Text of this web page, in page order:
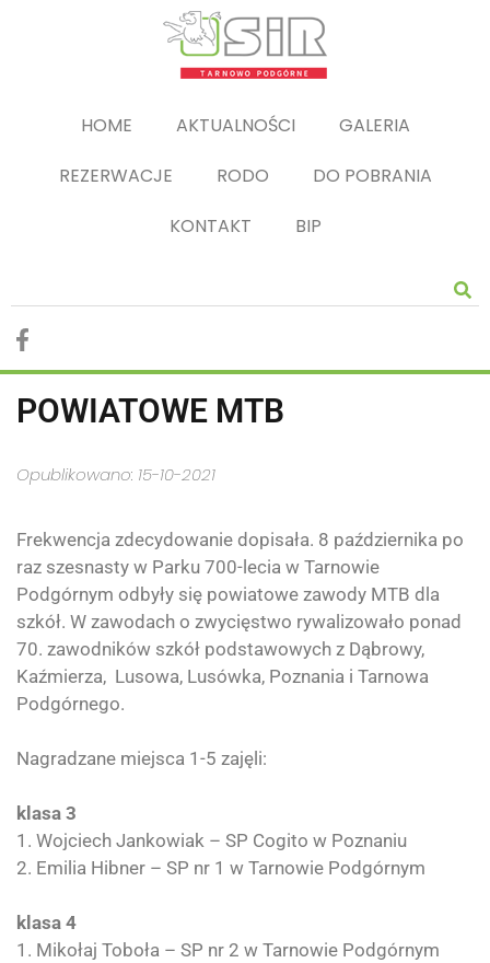
HOME AKTUALNOŚCI
GALERIA
REZERWACJE
RODO
DO POBRANIA
KONTAKT
BIP
POWIATOWE MTB
Opublikowano: 15-10-2021
Frekwencja zdecydowanie dopisała. 8 października po
raz szesnasty w Parku 700-lecia w Tarnowie
Podgórnym odbyły się powiatowe zawody MTB dla
szkół. W zawodach o zwycięstwo rywalizowało ponad
70. zawodników szkół podstawowych z Dąbrowy,
Kaźmierza, Lusowa, Lusówka, Poznania i Tarnowa
Podgórnego.
Nagradzane miejsca 1-5 zajęli:
klasa 3
1. Wojciech Jankowiak – SP Cogito w Poznaniu
2. Emilia Hibner – SP nr 1 w Tarnowie Podgórnym
klasa 4
1. Mikołaj Toboła – SP nr 2 w Tarnowie Podgórnym